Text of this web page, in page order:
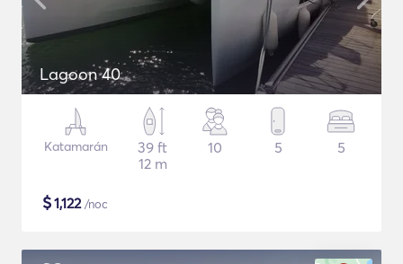
Lagoon 40
Katamarán
39 ft
12 m
10 5 5
$1,122/noc